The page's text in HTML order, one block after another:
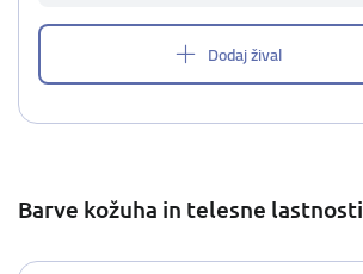
Dodaj žival
Barve kožuha in telesne lastnosti